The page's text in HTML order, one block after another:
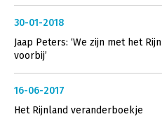
30-01-2018
Jaap Peters: ‘We zijn met het
voorbij’
16-06-2017
Het Rijnland veranderboekje